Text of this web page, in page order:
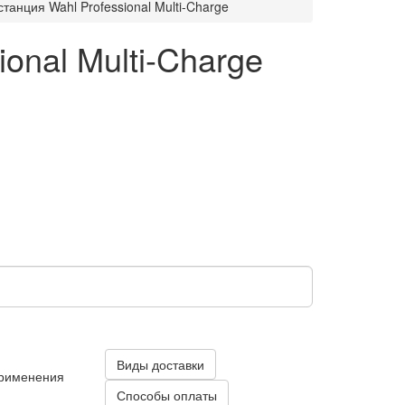
Wahl Professional Multi-Charge
Multi-Charge
Виды доставки
Способы оплаты